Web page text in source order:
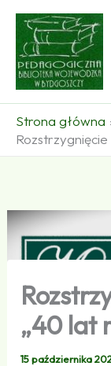
Przejdź
treści
Strona główna
„40 lat
15 października